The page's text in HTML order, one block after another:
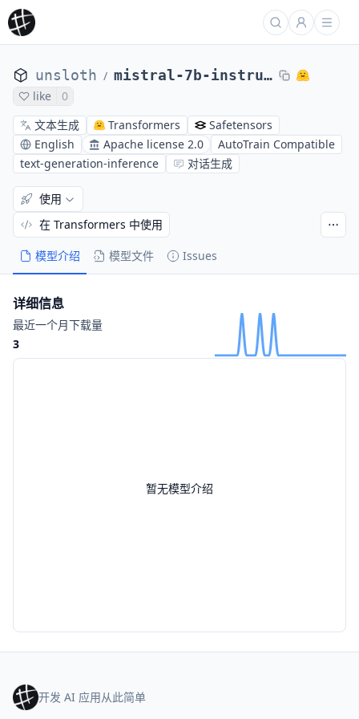
unsloth / mistral-7b-instruct-v0.2-bnb-4bit
like
0
文本生成
Transformers
Safetensors
English
Apache license 2.0
AutoTrain Compatible
text-generation-inference
对话生成
模型介绍 模型文件 Issues
使用
在 Transformers 中使用
暂无模型介绍
详细信息
最近一个月下载量
3
开发 AI 应用从此简单